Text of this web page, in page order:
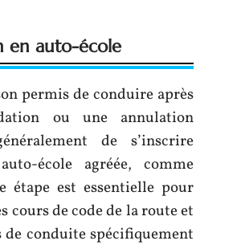
en auto-école
permis de conduire après
ou une annulation
de s’inscrire
école agréée, comme
étape est essentielle pour
cours de code de la route et
de conduite spécifiquement